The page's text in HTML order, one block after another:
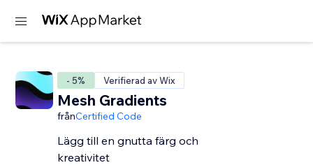
- 5% Verifierad av Wix
Mesh Gradients
frånCertified Code
Lägg till en gnutta färg och
kreativitet